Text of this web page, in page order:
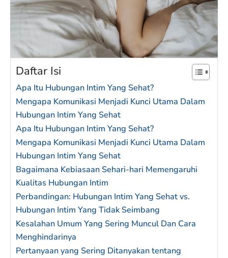
Daftar Isi
Apa Itu Hubungan Intim Yang Sehat?
Mengapa Komunikasi Menjadi Kunci Utama Dalam
Hubungan Intim Yang Sehat
Apa Itu Hubungan Intim Yang Sehat?
Mengapa Komunikasi Menjadi Kunci Utama Dalam
Hubungan Intim Yang Sehat
Bagaimana Kebiasaan Sehari-hari Memengaruhi
Kualitas Hubungan Intim
Perbandingan: Hubungan Intim Yang Sehat vs.
Hubungan Intim Yang Tidak Seimbang
Kesalahan Umum Yang Sering Muncul Dan Cara
Menghindarinya
Pertanyaan yang Sering Ditanyakan tentang